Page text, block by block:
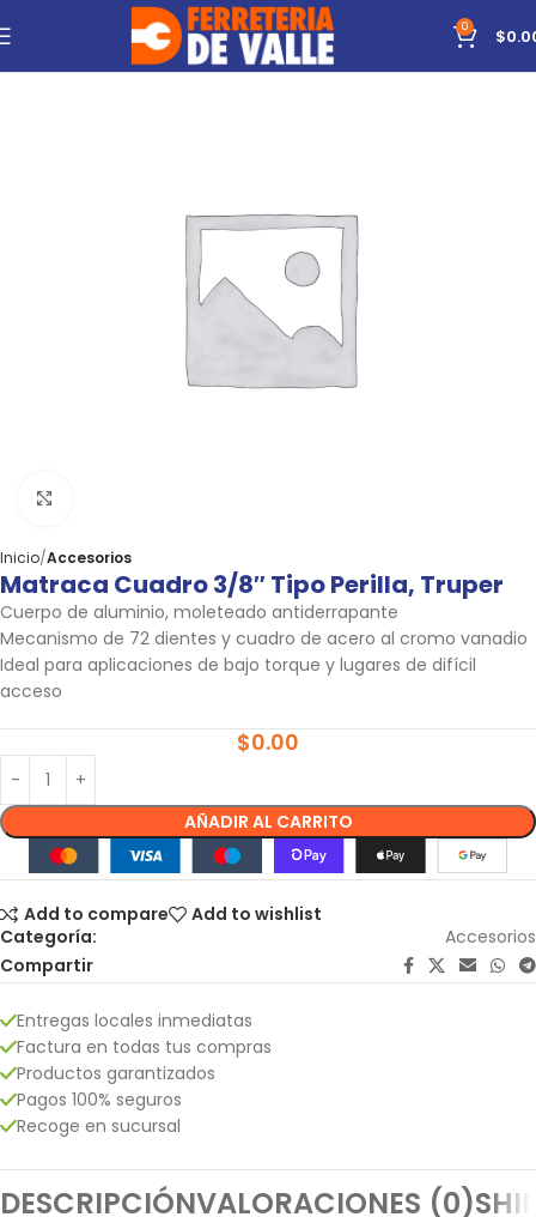
0 $
Inicio Accesorios
Matraca Cuadro 3/8″ Tipo Perilla, Truper
Cuerpo de aluminio, moleteado antiderrapante
Mecanismo de 72 dientes y cuadro de acero al cromo vanadio
Ideal para aplicaciones de bajo torque y lugares de difícil
acceso
$0.00
AÑADIR AL CARRITO
Add to compare
Add to wishlist
Categoría:
Accesorios
Compartir
Entregas locales inmediatas
Factura en todas tus compras
Productos garantizados
Pagos 100% seguros
Recoge en sucursal
DESCRIPCIÓNVALORACIONES (0)